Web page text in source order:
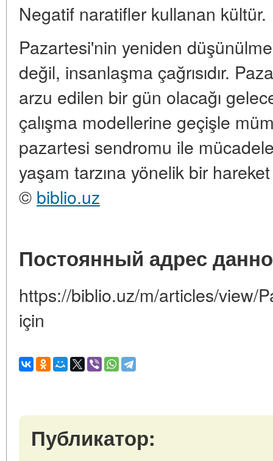
Negatif naratifler kullanan kültür.
Pazartesi'nin yeniden
değil, insanlaşma çağrısıdır.
arzu edilen bir gün olacağı
çalışma modellerine geçişle
pazartesi sendromu ile
yaşam tarzına yönelik bir
© biblio.uz
Постоянный адрес
https://biblio.uz/m/articles/view/
için
Публикатор: